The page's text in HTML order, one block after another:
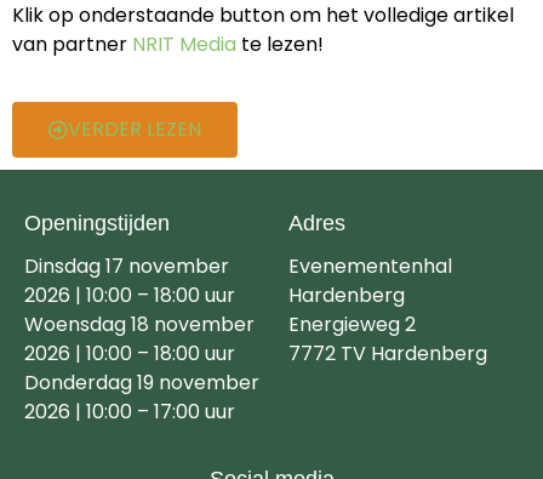
Klik op onderstaande button om het volledige artikel
van partner NRIT Media te lezen!
VERDER LEZEN
Openingstijden
Dinsdag 17 november
2026 | 10:00 – 18:00 uur
Woensdag 18 november
2026 | 10:00 – 18:00 uur
Donderdag 19 november
2026 | 10:00 – 17:00 uur
Adres
Evenementenhal
Hardenberg
Energieweg 2
7772 TV Hardenberg